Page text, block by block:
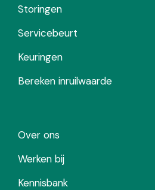
Storingen
Servicebeurt
Keuringen
Bereken inruilwaarde
Over ons
Werken bij
Kennisbank